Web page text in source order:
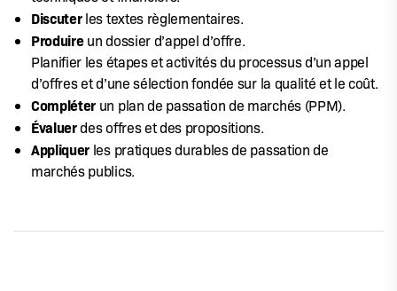
Discuterles textes règlementaires.
Produireun dossier d’appel d’offre.
Planifier les étapes et activités du processus d’un appel
d’offres et d’une sélection fondée sur la qualité et le coût.
Compléter un plan de passation de marchés (PPM).
Évaluerdes offres et des propositions.
Appliquer les pratiques durables de passation de
marchés publics.